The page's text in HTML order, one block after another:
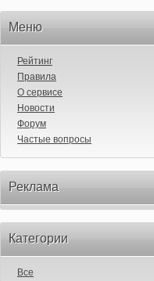
Меню
Рейтинг
Правила
О сервисе
Новости
Форум
Частые вопросы
Реклама
Категории
Все